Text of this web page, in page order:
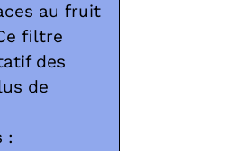
au fruit
filtre
des
de
: